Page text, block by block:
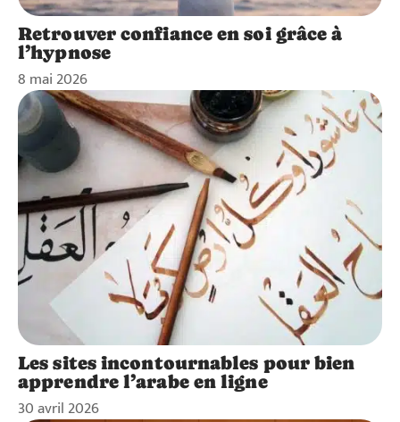
Retrouver confiance en soi grâce à
l’hypnose
8 mai 2026
Les sites incontournables pour bien
apprendre l’arabe en ligne
30 avril 2026